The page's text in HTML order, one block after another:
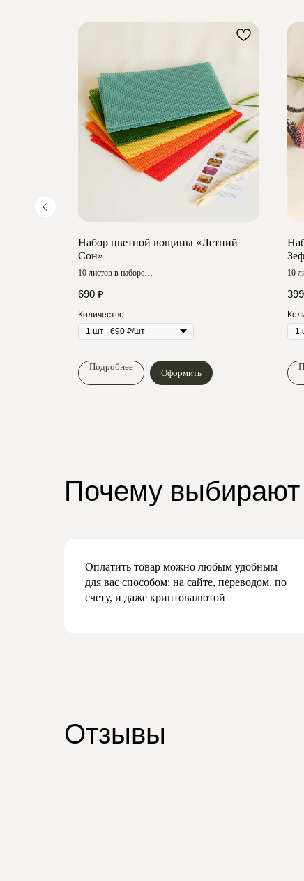
Набор цветной вощины «Летний
Сон»
10 листов в наборе
690 ₽
Количество
Подробнее
Оформить
10
399
Почему
Оплатить товар можно любым удобным
для вас способом: на сайте, переводом, по
счету, и даже криптовалютой
Отзывы